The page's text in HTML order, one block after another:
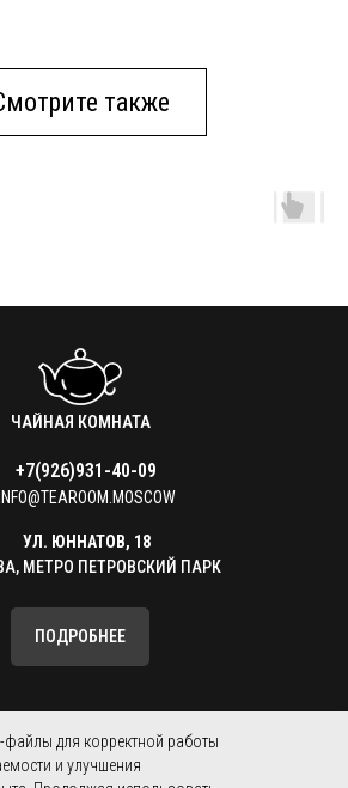
также
для корректной работы
и улучшения
ЧАЙНАЯ КОМНАТА
+7(926)931-40-09
INFO@TEAROOM.MOSCOW
УЛ. ЮННАТОВ, 18
МЕТРО ПЕТРОВСКИЙ ПАРК
ПОДРОБНЕЕ
ТОВАРОВ КОНТАКТЫ
ИНФОРМАЦИЯ О ПРОЕКТЕ